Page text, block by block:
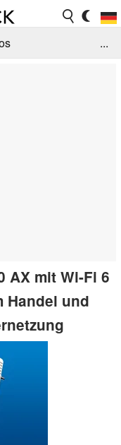
...
AX mit Wi-Fi 6
Handel und